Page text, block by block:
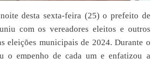
desta sexta-feira (25) o prefeito de
com os vereadores eleitos e outros
eleições municipais de 2024. Durante o
o empenho de cada um e enfatizou a